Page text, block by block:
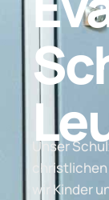
Unser
wir Kinder